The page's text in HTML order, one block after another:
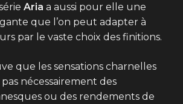
Aria a aussi pour elle une
que l’on peut adapter à
par le vaste choix des finitions.
que les sensations charnelles
nécessairement des
ou des rendements de